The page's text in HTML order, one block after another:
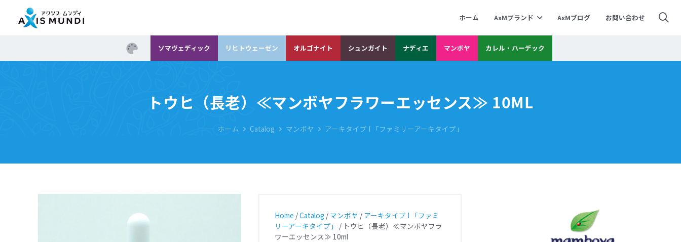
ホーム AxMブランド AxMブログ お問い合わせ
ソマヴェディック リヒトウェーゼン オルゴナイト シュンガイト ナディエ マンボヤ カレル・ハーデック
トウヒ（長老）≪マンボヤフラワーエッセンス≫ 10ML
ホーム Catalog マンボヤ アーキタイプ I 「ファミリーアーキタイプ」
Home /Catalog / マンボヤ / アーキタイプ I 「ファミ
リーアーキタイプ」
/ トウヒ（長老）≪マンボヤフラ
ワーエッセンス≫ 10ml